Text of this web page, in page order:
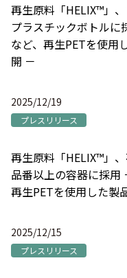
再生原料「HELIX™」
プラスチックボトルに
など、再生PETを使用
開 －
2025/12/19
プレスリリース
再生原料「HELIX™」
品番以上の容器に採用
再生PETを使用した製
2025/12/15
プレスリリース